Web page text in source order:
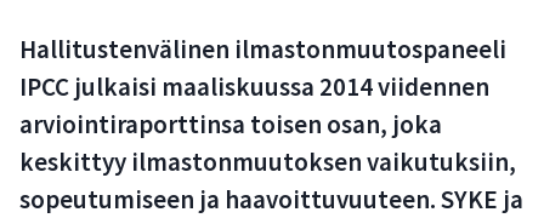
Hallitustenvälinen ilmastonmuutospaneeli
IPCC julkaisi maaliskuussa 2014 viidennen
arviointiraporttinsa toisen osan, joka
keskittyy ilmastonmuutoksen vaikutuksiin,
sopeutumiseen ja haavoittuvuuteen. SYKE ja